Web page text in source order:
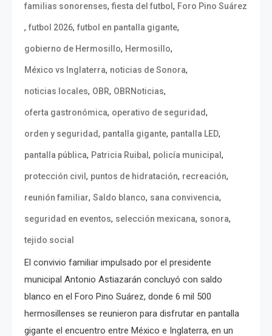
familias sonorenses, fiesta del futbol , Foro Pino Suárez
, futbol 2026, futbol en pantalla gigante,
gobierno de Hermosillo, Hermosillo,
México vs Inglaterra, noticias de Sonora,
noticias locales, OBR, OBRNoticias,
oferta gastronómica, operativo de seguridad,
orden y seguridad, pantalla gigante, pantalla LED,
pantalla pública, Patricia Ruibal , policía municipal ,
protección civil , puntos de hidratación, recreación,
reunión familiar, Saldo blanco, sana convivencia,
seguridad en eventos, selección mexicana, sonora,
tejido social
El convivio familiar impulsado por el presidente
municipal Antonio Astiazarán concluyó con saldo
blanco en el Foro Pino Suárez, donde 6 mil 500
hermosillenses se reunieron para disfrutar en pantalla
gigante el encuentro entre México e Inglaterra, en un